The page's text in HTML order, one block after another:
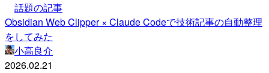
話題の記事
Obsidian Web Clipper × Claude Codeで技術記事の自動整理
をしてみた
小高良介
2026.02.21